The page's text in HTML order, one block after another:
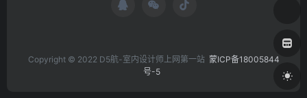
Copyright © 2022 D5航-室内设计师上网第一站 蒙ICP备18005844
号-5